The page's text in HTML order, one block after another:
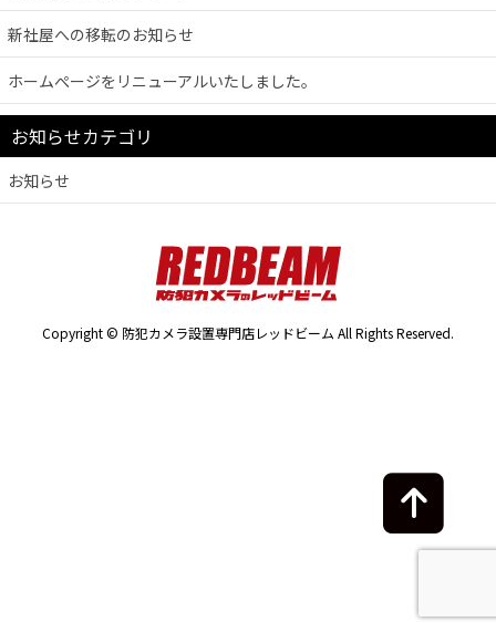
新社屋への移転のお知らせ
ホームぺージをリニューアルいたしました。
お知らせカテゴリ
お知らせ
Copyright © 防犯カメラ設置専門店レッドビーム All Rights Reserved.